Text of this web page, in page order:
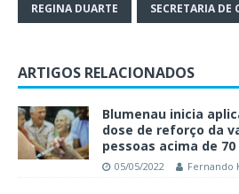
REGINA DUARTE SECRETARIA DE
ARTIGOS RELACIONADOS
Blumenau inicia
dose de reforço da
pessoas acima de 70
05/05/2022 Fernando